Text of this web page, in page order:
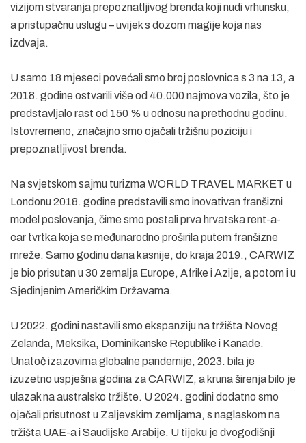
vizijom stvaranja prepoznatljivog brenda koji nudi vrhunsku,
a pristupačnu uslugu – uvijek s dozom magije koja nas
izdvaja.
U samo 18 mjeseci povećali smo broj poslovnica s 3 na 13, a
2018. godine ostvarili više od 40.000 najmova vozila, što je
predstavljalo rast od 150 % u odnosu na prethodnu godinu.
Istovremeno, značajno smo ojačali tržišnu poziciju i
prepoznatljivost brenda.
Na svjetskom sajmu turizma WORLD TRAVEL MARKET u
Londonu 2018. godine predstavili smo inovativan franšizni
model poslovanja, čime smo postali prva hrvatska rent-a-
car tvrtka koja se međunarodno proširila putem franšizne
mreže. Samo godinu dana kasnije, do kraja 2019., CARWIZ
je bio prisutan u 30 zemalja Europe, Afrike i Azije, a potom i u
Sjedinjenim Američkim Državama.
U 2022. godini nastavili smo ekspanziju na tržišta Novog
Zelanda, Meksika, Dominikanske Republike i Kanade.
Unatoč izazovima globalne pandemije, 2023. bila je
izuzetno uspješna godina za CARWIZ, a kruna širenja bilo je
ulazak na australsko tržište. U 2024. godini dodatno smo
ojačali prisutnost u Zaljevskim zemljama, s naglaskom na
tržišta UAE-a i Saudijske Arabije. U tijeku je dvogodišnji